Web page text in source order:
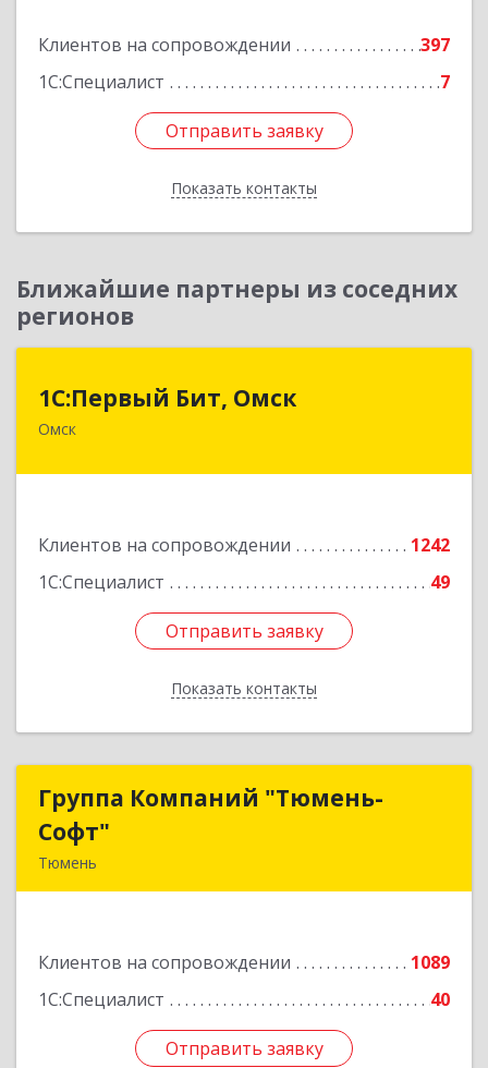
Клиентов на сопровождении
397
1С:Специалист
7
Отправить заявку
Показать контакты
Отправить заявку
Назад
Ближайшие партнеры из соседних
регионов
1С:Первый Бит, Омск
Омск
Клиентов на сопровождении
1242
1С:Специалист
49
Отправить заявку
Показать контакты
644099, Омская обл, Омск г, Гагарина ул, дом №
Отправить заявку
Назад
Группа Компаний "Тюмень-
Софт"
Тюмень
Клиентов на сопровождении
1089
1С:Специалист
40
Отправить заявку
Группа Компаний "Тюмень-
Подробнее
Отправить заявку